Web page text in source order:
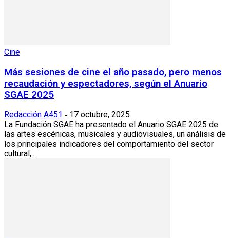
Cine
Más sesiones de cine el año pasado, pero menos
recaudación y espectadores, según el Anuario
SGAE 2025
Redacción A451 - 17 octubre, 2025
La Fundación SGAE ha presentado el Anuario SGAE 2025 de
las artes escénicas, musicales y audiovisuales, un análisis de
los principales indicadores del comportamiento del sector
cultural,...